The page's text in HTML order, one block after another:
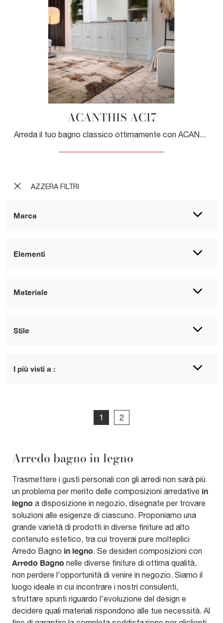
AZZERA FILTRI
Marca
Elementi
Materiale
Stile
I più visti a :
ACANTHIS AC17
1 2
Arredo bagno in legno
Trasmettere i gusti personali con gli arredi non sarà più
un problema per merito delle composizioni arredative in
legno a disposizione in negozio, disegnate per trovare
soluzioni alle esigenze di ciascuno. Proponiamo una
grande varietà di prodotti in diverse finiture ad alto
contenuto estetico, tra cui troverai pure molteplici
Arredo Bagno in legno . Se desideri composizioni con
Arredo Bagno nelle diverse finiture di ottima qualità,
non perdere l'opportunità di venire in negozio. Siamo il
luogo ideale in cui incontrare i nostri consulenti,
sfruttare spunti riguardo l'evoluzione del design e
decidere quali materiali rispondono alle tue necessità. Al